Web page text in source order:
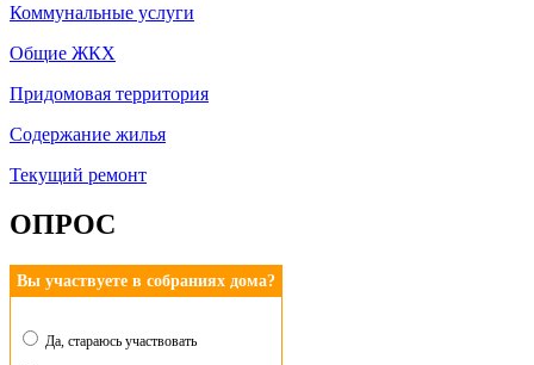
Коммунальные услуги
Общие ЖКХ
Придомовая территория
Содержание жилья
Текущий ремонт
ОПРОС
Вы участвуете в собраниях дома?
Да, стараюсь участвовать